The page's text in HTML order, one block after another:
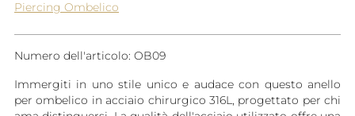
Piercing Ombelico
Numero dell'articolo: OB09
Immergiti in uno stile unico e audace con questo anello
per ombelico in acciaio chirurgico 316L, progettato per chi